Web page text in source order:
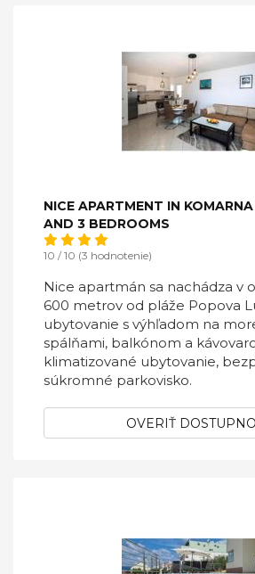
NICE APARTMENT IN
AND 3 BEDROOMS
10 / 10 (3 hodnotenie)
Nice apartmán sa nachádza v
600 metrov od pláže Popova
ubytovanie s výhľadom na
spálňami, balkónom a
klimatizované ubytovanie,
súkromné ​​parkovisko.
OVERIŤ